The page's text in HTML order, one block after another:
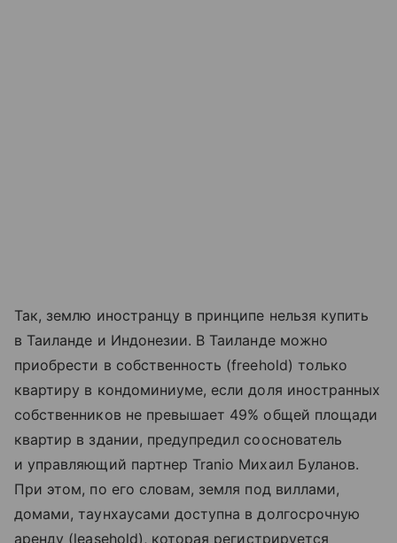
Так, землю иностранцу в принципе нельзя купить
в Таиланде и Индонезии. В Таиланде можно
приобрести в собственность (freehold) только
квартиру в кондоминиуме, если доля иностранных
собственников не превышает 49% общей площади
квартир в здании, предупредил сооснователь
и управляющий партнер Tranio Михаил Буланов.
При этом, по его словам, земля под виллами,
домами, таунхаусами доступна в долгосрочную
аренду (leasehold), которая регистрируется